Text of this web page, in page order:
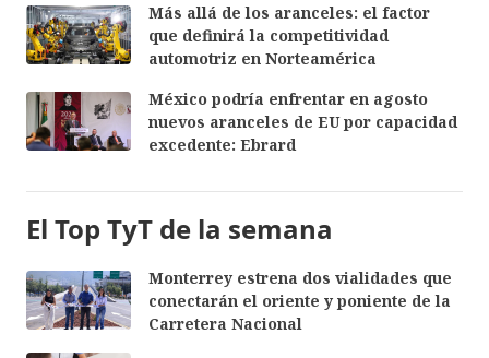
Más allá de los aranceles: el factor
que definirá la competitividad
automotriz en Norteamérica
México podría enfrentar en agosto
nuevos aranceles de EU por capacidad
excedente: Ebrard
El Top TyT de la semana
Monterrey estrena dos vialidades que
conectarán el oriente y poniente de la
Carretera Nacional